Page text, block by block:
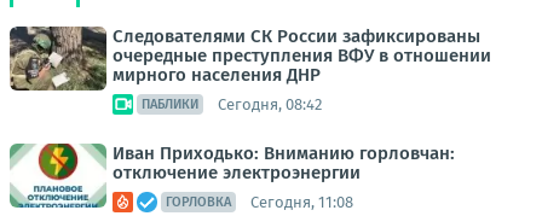
Следователями СК России зафиксированы
очередные преступления ВФУ в отношении
мирного населения ДНР
ПАБЛИКИ Сегодня, 08:42
Иван Приходько: Вниманию горловчан:
отключение электроэнергии
ГОРЛОВКА Сегодня, 11:08